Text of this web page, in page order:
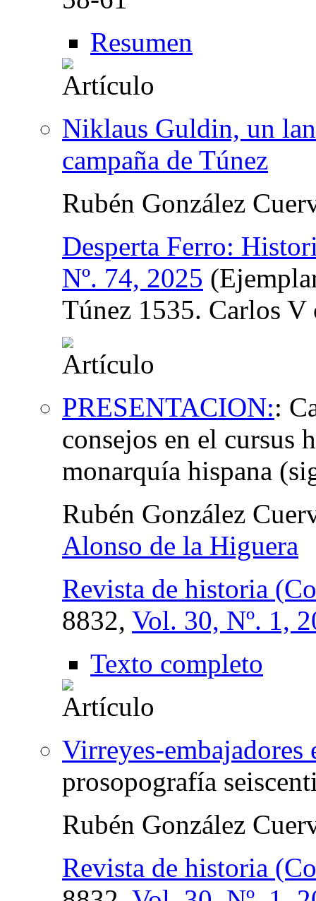
Resumen
Niklaus Guldin, un
campaña de Túnez
Rubén González
Desperta Ferro:
Nº. 74, 2025
Túnez 1535. Carlos
PRESENTACION::
consejos en el cursus
monarquía hispana
Rubén González
Alonso de la Higuera
Revista de historia
8832, Vol. 30, Nº. 1,
Texto completo
Virreyes-embajadores
prosopografía
Rubén González
Revista de historia